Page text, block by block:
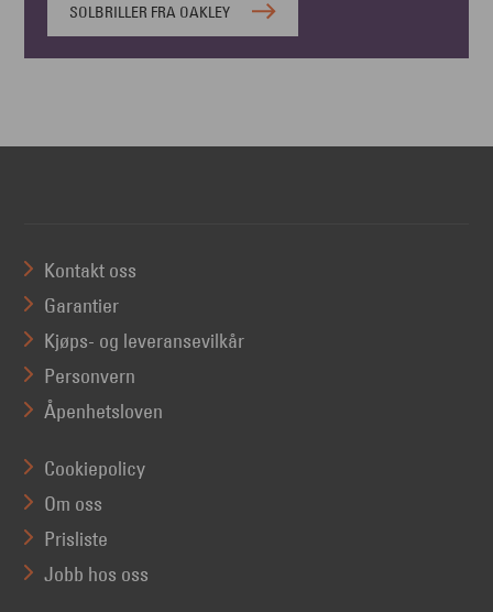
SOLBRILLER FRA OAKLEY
Kontakt oss
Garantier
Kjøps- og leveransevilkår
Personvern
Åpenhetsloven
Cookiepolicy
Om oss
Prisliste
Jobb hos oss